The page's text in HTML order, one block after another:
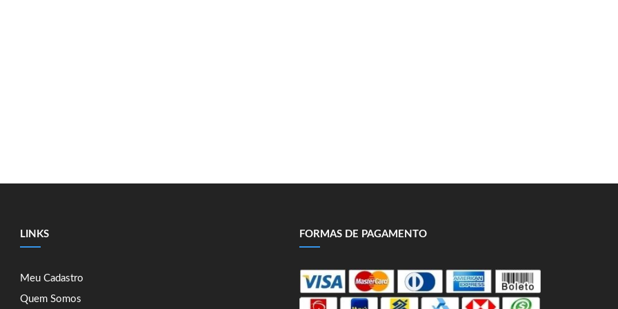
LINKS
Meu Cadastro
Quem Somos
FORMAS DE PAGAMENTO